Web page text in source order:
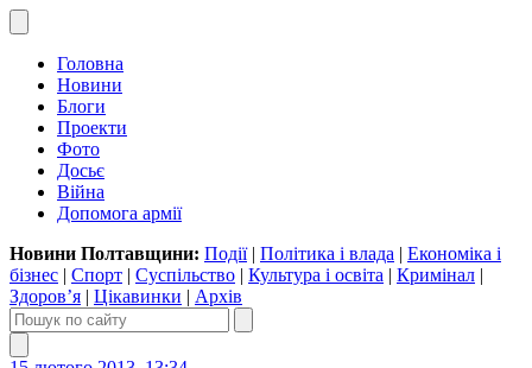
Головна
Новини
Блоги
Проекти
Фото
Досьє
Війна
Допомога армії
Новини Полтавщини: Події| Політика і влада | Економіка і
бізнес | Спорт | Суспільство | Культура і освіта | Кримінал |
Здоров’я | Цікавинки | Архів